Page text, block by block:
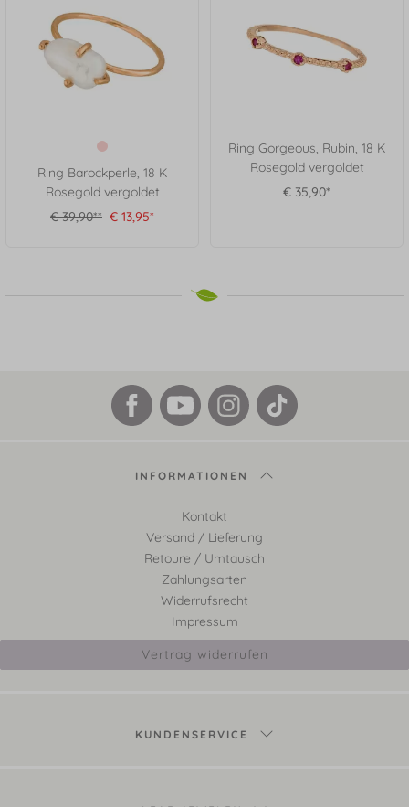
Ring Barockperle, 18 K
Rosegold vergoldet
€ 39,90** € 13,95*
Ring Gorgeous, Rubin, 18 K
Rosegold vergoldet
€ 35,90*
INFORMATIONEN
Kontakt
Versand / Lieferung
Retoure / Umtausch
Zahlungsarten
Widerrufsrecht
Impressum
Vertrag widerrufen
KUNDENSERVICE